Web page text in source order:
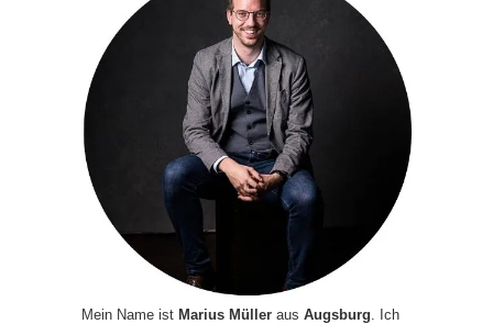
Mein Name ist Marius Müller aus Augsburg . Ich